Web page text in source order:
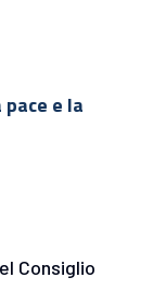
e la
Consiglio